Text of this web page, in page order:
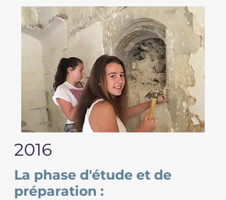
2016
La phase d'étude et de
préparation :